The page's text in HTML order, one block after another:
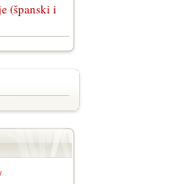
(španski i